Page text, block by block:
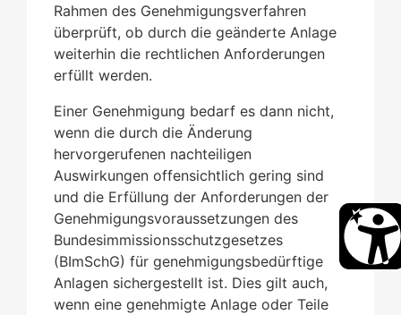
Rahmen des Genehmigungsverfahren
überprüft, ob durch die geänderte Anlage
weiterhin die rechtlichen Anforderungen
erfüllt werden.
Einer Genehmigung bedarf es dann nicht,
wenn die durch die Änderung
hervorgerufenen nachteiligen
Auswirkungen offensichtlich gering sind
und die Erfüllung der Anforderungen der
Genehmigungsvoraussetzungen des
Bundesimmissionsschutzgesetzes
(BImSchG) für genehmigungsbedürftige
Anlagen sichergestellt ist. Dies gilt auch,
wenn eine genehmigte Anlage oder Teile